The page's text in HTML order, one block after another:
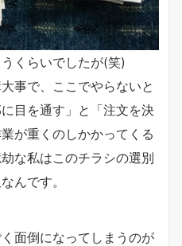
くらいでしたが(笑)
事で、ここでやらないと
目を通す」と「注文を決
が重くのしかかってくる
な私はこのチラシの選別
んです。
面倒になってしまうのが